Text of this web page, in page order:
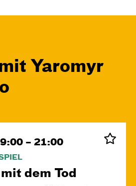
Yaromyr
– 21:00
dem Tod